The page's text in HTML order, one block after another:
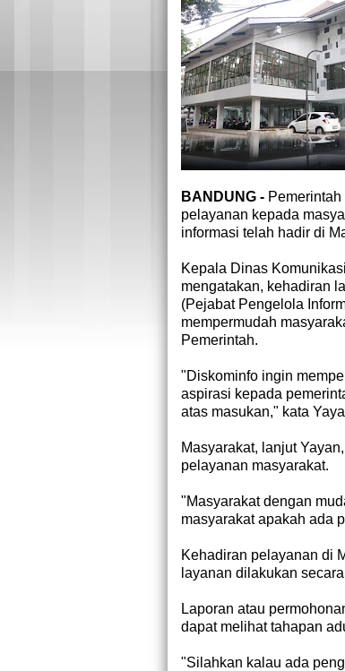
BANDUNG -
pelayanan kepada
informasi telah hadir di
Kepala Dinas
mengatakan, kehadiran
(Pejabat Pengelola
mempermudah
Pemerintah.
"Diskominfo ingin
aspirasi kepada
atas masukan," kata
Masyarakat, lanjut
pelayanan masyarakat.
"Masyarakat dengan
masyarakat apakah ada
Kehadiran pelayanan di
layanan dilakukan
Laporan atau
dapat melihat tahapan
"Silahkan kalau ada